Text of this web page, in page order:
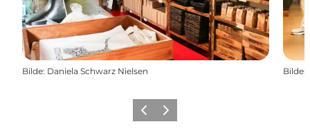
Bilde: Daniela Schwarz Nielsen Bilde:
ForrigeNeste